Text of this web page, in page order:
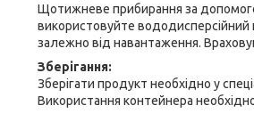
Щотижневе прибирання за
використовуйте вододисперсійний
залежно від навантаження.
Зберігання:
Зберігати продукт необхідно у
Використання контейнера